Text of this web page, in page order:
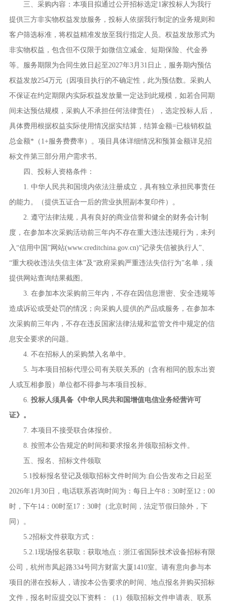
三、采购内容：本项目拟通过公开招标选定1家投标人为我行
提供三方非实物权益发放服务，投标人依据我行制定的业务规则和
客户筛选标准，将权益精准发放至我行指定人员。权益发放形式为
非实物权益，包含但不仅限于如微信立减金、短期保险、代金券
等。服务期限为合同生效日起至2027年3月 31 日止，服务期内预估
权益发放254万元（因项目执行的不确定性，此为预估数。采购人
不保证在约定期限内实际权益发放量一定达到此规模，如若合同期
间未达预估规模，采购人不承担任何法律责任），选定投标人后，
具体费用根据权益实际使用情况据实结算，结算金额=已核销权益
总金额* （ 1+服务费费率）。项目具体详细情况和预算金额详见招
标文件第三部分用户需求书。
四、投标人资格条件：
1. 中华人民共和国境内依法注册成立，具有独立承担民事责任
的能力。（提供五证合一后的营业执照副本复印件）。
2. 遵守法律法规，具有良好的商业信誉和健全的财务会计制
度，在参加本次采购活动前三年内不存在重大违法违规行为，未列
入“信用中国”网站(www.creditchina.gov.cn)“记录失信被执行人”、
“重大税收违法失信主体”及“政府采购严重违法失信行为”名单，须
提供网站查询结果截图。
3. 在参加本次采购前三年内，不存在因信息泄密、安全违规等
造成诉讼或受处罚的情况；向采购人提供的产品或服务，在参加本
次采购前三年内，不存在违反国家法律法规和监管文件中规定的信
息安全要求的问题。
4. 不在招标人的采购禁入名单中。
5. 与本项目招标代理公司有关联关系的（含有相同的股东出资
人或互相参股）单位都不得参与本项目投标。
6. 投标人须具备《中华人民共和国增值电信业务经营许可
证》。
7. 本项目不接受联合体报价。
8. 按照本公告规定的时间和要求报名并领取招标文件。
五、报名、招标文件领取
5.1投标报名登记及领取招标文件时间为: 自公告发布之日起至
2026年1 月 30日，电话联系咨询时间为：每日上午8： 30时至 12： 00
时，下午14： 00时至 17： 30时（北京时间，法定节假日除外，下
同）。
5.2招标文件获取方式：
5.2.1现场报名获取：获取地点：浙江省国际技术设备招标有限
公司，杭州市凤起路334号同方财富大厦1410室。请有意向参与本
项目的潜在投标人，请按本公告要求的时间、地点报名并购买招标
文件，报名时应提交以下资料：（ 1 ）领取招标文件申请表、联系